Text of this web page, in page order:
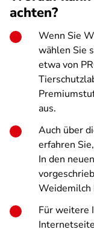
achten?
Wenn Sie
wählen Sie
etwa von
aus.
Auch über
erfahren
In den
Weidemilch
Für weitere